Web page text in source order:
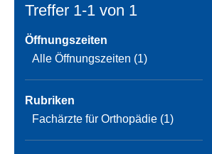
Treffer 1-1 von 1
Öffnungszeiten
Alle Öffnungszeiten (1)
Rubriken
Fachärzte für Orthopädie (1)